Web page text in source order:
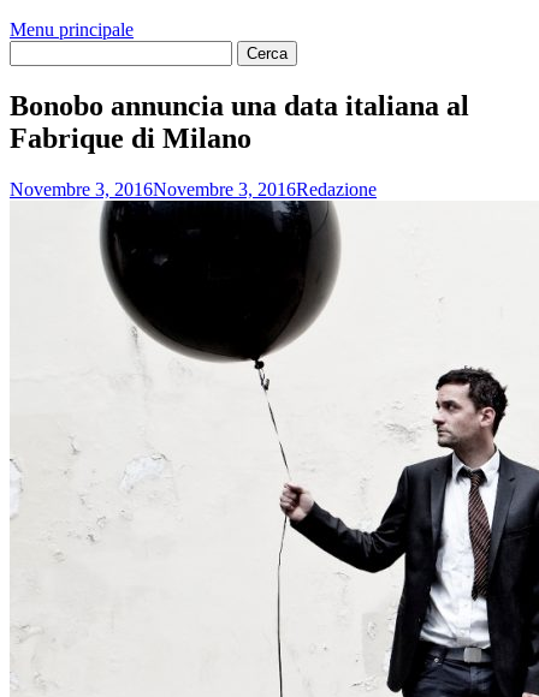
Menu principale
Bonobo annuncia una data italiana al
Fabrique di Milano
Novembre 3, 2016Novembre 3, 2016Redazione